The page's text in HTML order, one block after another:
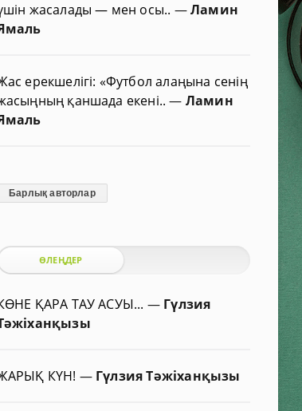
жасалады — мен осы.. —Ламин
ерекшелігі: «Футбол алаңына сенің
қаншада екені..— Ламин
Барлық авторлар
ӨЛЕҢДЕР
ҚАРА ТАУ АСУЫ... — Гүлзия
КҮН! — Гүлзия Тәжіханқызы